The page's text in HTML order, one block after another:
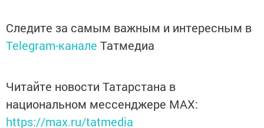
Следите за самым важным и интересным в
Telegram-канале Татмедиа
Читайте новости Татарстана в
национальном мессенджере MАХ:
https://max.ru/tatmedia